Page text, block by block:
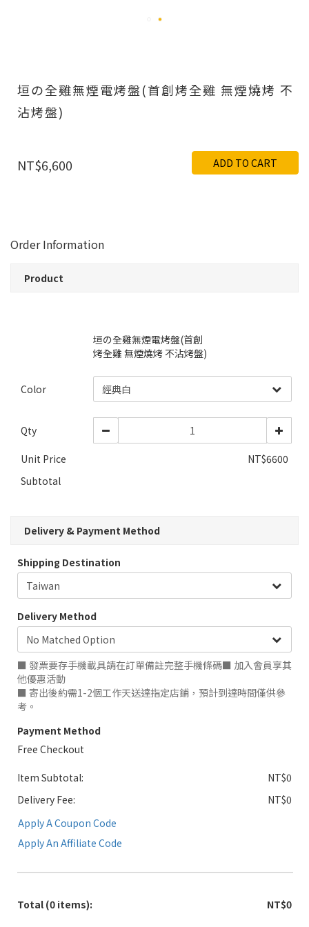
垣の全雞無煙電烤盤(首創烤全雞 無煙燒烤 不
沾烤盤)
NT$6,600 ADD TO CART
Order Information
Product
垣の全雞無煙電烤盤(首創
烤全雞 無煙燒烤 不沾烤盤)
Color
Qty
Unit Price
NT$6600
Subtotal
Delivery & Payment Method
Shipping Destination
Delivery Method
■ 發票要存手機載具請在訂單備註完整手機條碼■ 加入會員享其
他優惠活動
■ 寄出後約需1-2個工作天送達指定店鋪，預計到達時間僅供參
考。
Payment Method
Free Checkout
Item Subtotal:
NT$0
Delivery Fee:
NT$0
Apply A Coupon Code
Apply An Affiliate Code
Total (0 items): NT$0